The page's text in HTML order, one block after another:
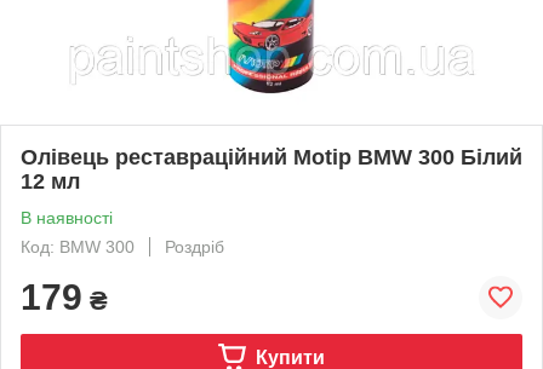
Олівець реставраційний Motip BMW 300 Білий
12 мл
В наявності
Код: BMW 300
Роздріб
179 ₴
Купити